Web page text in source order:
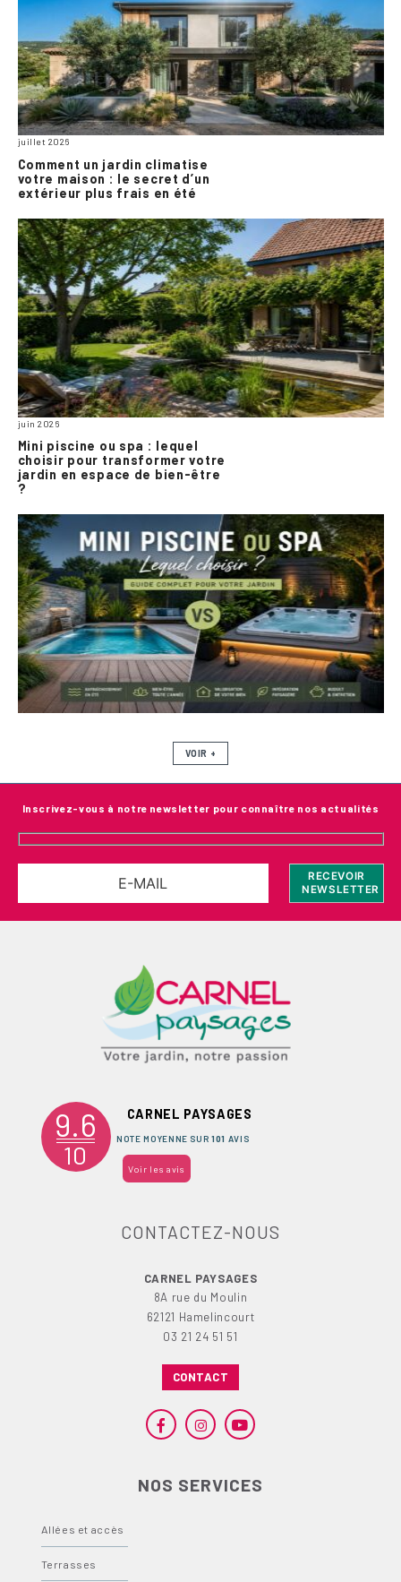
juillet 2026
Comment un jardin climatise
votre maison : le secret d’un
extérieur plus frais en été
juin 2026
Mini piscine ou spa : lequel
choisir pour transformer votre
jardin en espace de bien-être
?
VOIR +
Inscrivez-vous à notre newsletter pour connaître nos actualités
9.6
10
CARNEL PAYSAGES
NOTE MOYENNE SUR101 AVIS
Voir les avis
CONTACTEZ-NOUS
CARNEL PAYSAGES
8A rue du Moulin
62121 Hamelincourt
03 21 24 51 51
CONTACT
NOS SERVICES
Allées et accès
Terrasses